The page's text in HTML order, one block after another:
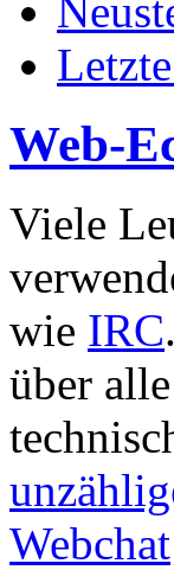
Web-
Viele
wie IRC
über
Webchat